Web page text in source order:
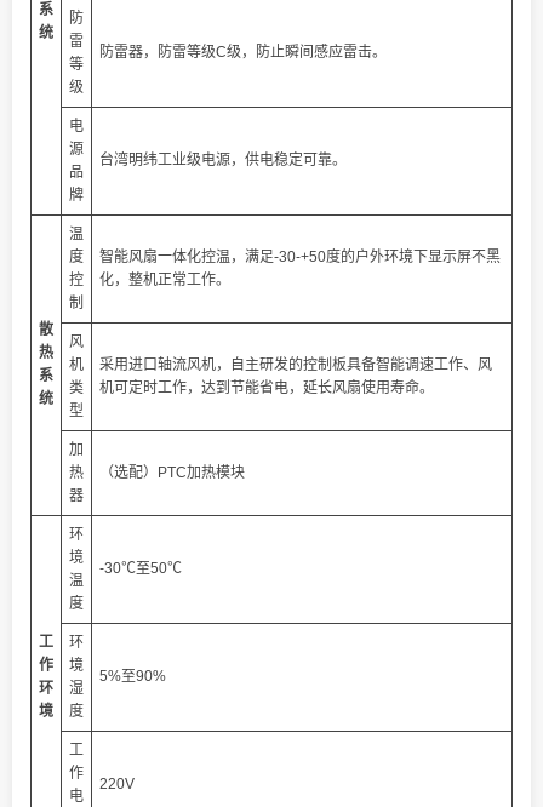
系
统
防
雷
等
级
防雷器，防雷等级C级，防止瞬间感应雷击。
电
源
品
牌
台湾明纬工业级电源，供电稳定可靠。
散
热
系
统
温
度
控
制
智能风扇一体化控温，满足-30-+50度的户外环境下显示屏不黑
化，整机正常工作。
风
机
类
型
采用进口轴流风机，自主研发的控制板具备智能调速工作、风
机可定时工作，达到节能省电，延长风扇使用寿命。
加
热
器
（选配）PTC加热模块
工
作
环
境
环
境
温
度
-30℃至50℃
环
境
湿
度
5%至90%
工
作
电
220V